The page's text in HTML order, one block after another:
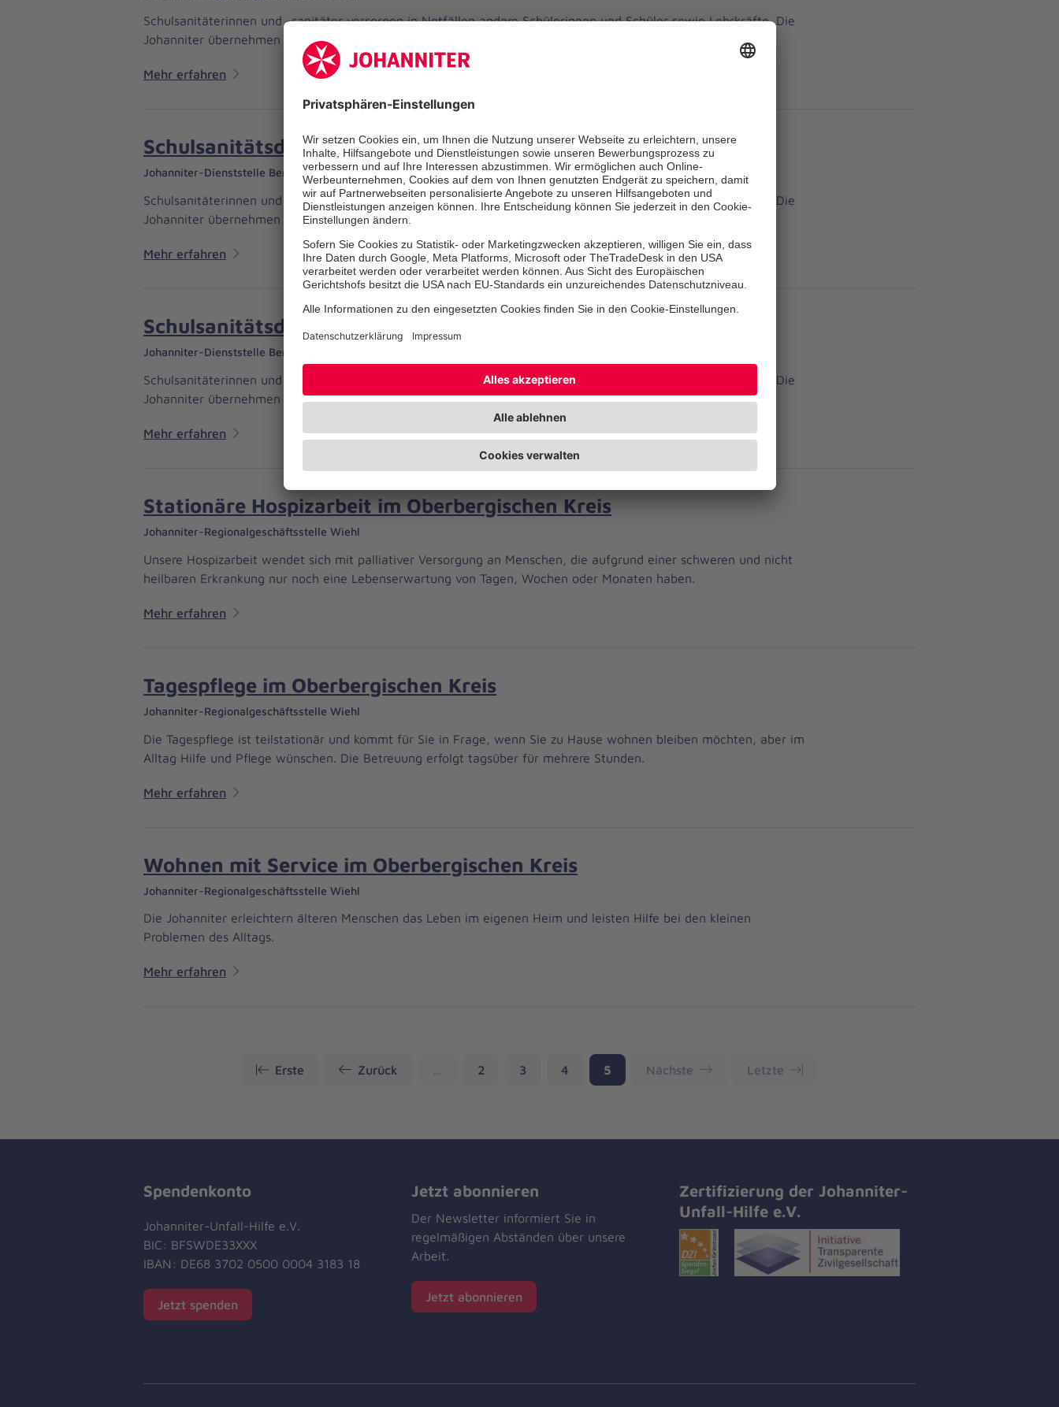
Schulsanitäterinnen und -sanitäter versorgen in Notfällen andere Schülerinnen und Schüler sowie Lehrkräfte. Die
Johanniter übernehmen die Ausbildung und Organisation von Schulsanitätsdiensten.
Mehr erfahren
Schulsanitätsdienst im Rheinisch-Bergischen Kreis
Johanniter-Dienststelle Bergisch Gladbach
Schulsanitäterinnen und -sanitäter versorgen in Notfällen andere Schülerinnen und Schüler sowie Lehrkräfte. Die
Johanniter übernehmen die Ausbildung und Organisation von Schulsanitätsdiensten.
Mehr erfahren
Schulsanitätsdienst im Rheinisch-Bergischen Kreis
Johanniter-Dienststelle Bergisch Gladbach
Schulsanitäterinnen und -sanitäter versorgen in Notfällen andere Schülerinnen und Schüler sowie Lehrkräfte. Die
Johanniter übernehmen die Ausbildung und Organisation von Schulsanitätsdiensten.
Mehr erfahren
Stationäre Hospizarbeit im Oberbergischen Kreis
Johanniter-Regionalgeschäftsstelle Wiehl
Unsere Hospizarbeit wendet sich mit palliativer Versorgung an Menschen, die aufgrund einer schweren und nicht
heilbaren Erkrankung nur noch eine Lebenserwartung von Tagen, Wochen oder Monaten haben.
Mehr erfahren
Tagespflege im Oberbergischen Kreis
Johanniter-Regionalgeschäftsstelle Wiehl
Die Tagespflege ist teilstationär und kommt für Sie in Frage, wenn Sie zu Hause wohnen bleiben möchten, aber im
Alltag Hilfe und Pflege wünschen. Die Betreuung erfolgt tagsüber für mehrere Stunden.
Mehr erfahren
Wohnen mit Service im Oberbergischen Kreis
Johanniter-Regionalgeschäftsstelle Wiehl
Die Johanniter erleichtern älteren Menschen das Leben im eigenen Heim und leisten Hilfe bei den kleinen
Problemen des Alltags.
Mehr erfahren
Erste Zurück Seite
2 Seite
3 Seite
4 Seite
5 Nächste Letzte
Spendenkonto
Johanniter-Unfall-Hilfe e.V.
BIC: BFSWDE33XXX
IBAN: DE68 3702 0500 0004 3183 18
Jetzt spenden
Jetzt abonnieren
Der Newsletter informiert Sie in
regelmäßigen Abständen über unsere
Arbeit.
Jetzt abonnieren
Zertifizierung der Johanniter-
Unfall-Hilfe e.V.